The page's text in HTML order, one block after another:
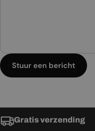
Stuur een bericht
Gratis verzending